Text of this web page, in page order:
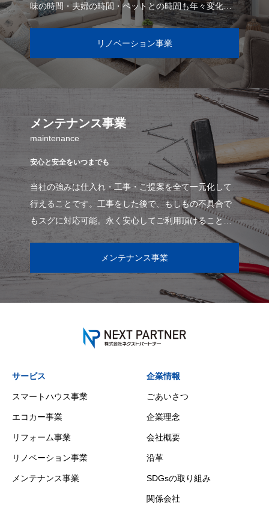
味の時間・夫婦の時間・ペットとの時間も年々変化。
ただ、お客様の要望を叶えるだけでなく、その後の家
リノベーション事業
メンテナンス事業
maintenance
安心と安全をいつまでも
当社の強みは仕入れ・工事・ご提案を全て一元化して
行えることです。工事をした後で、もしもの不具合で
もスグに対応可能。永く安心してご利用頂けることは
当たり前ですが、当たり前を続けることが一番大事と
メンテナンス事業
サービス
スマートハウス事業
エコカー事業
リフォーム事業
リノベーション事業
メンテナンス事業
企業情報
ごあいさつ
企業理念
会社概要
沿革
SDGsの取り組み
関係会社